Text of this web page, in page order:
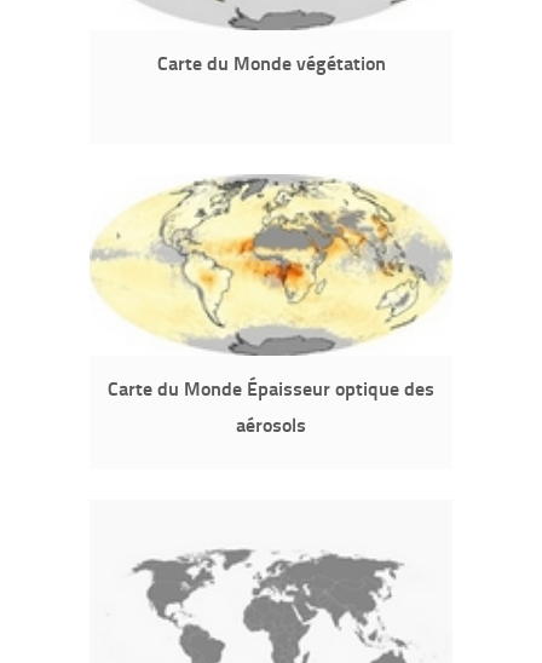
Carte du Monde végétation
Carte du Monde Épaisseur optique des
aérosols